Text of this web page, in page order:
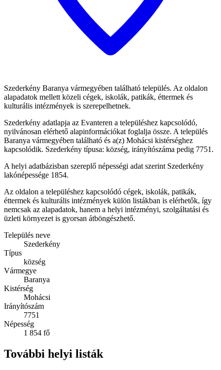
Szederkény Baranya vármegyében található település. Az oldalon
alapadatok mellett közeli cégek, iskolák, patikák, éttermek és
kulturális intézmények is szerepelhetnek.
Szederkény adatlapja az Evanteren a településhez kapcsolódó,
nyilvánosan elérhető alapinformációkat foglalja össze. A település
Baranya vármegyében található és a(z) Mohácsi kistérséghez
kapcsolódik. Szederkény típusa: község, irányítószáma pedig 7751.
A helyi adatbázisban szereplő népességi adat szerint Szederkény
lakónépessége 1854.
Az oldalon a településhez kapcsolódó cégek, iskolák, patikák,
éttermek és kulturális intézmények külön listákban is elérhetők, így
nemcsak az alapadatok, hanem a helyi intézményi, szolgáltatási és
üzleti környezet is gyorsan átböngészhető.
Település neve
Szederkény
Típus
község
Vármegye
Baranya
Kistérség
Mohácsi
Irányítószám
7751
Népesség
1 854 fő
További helyi listák